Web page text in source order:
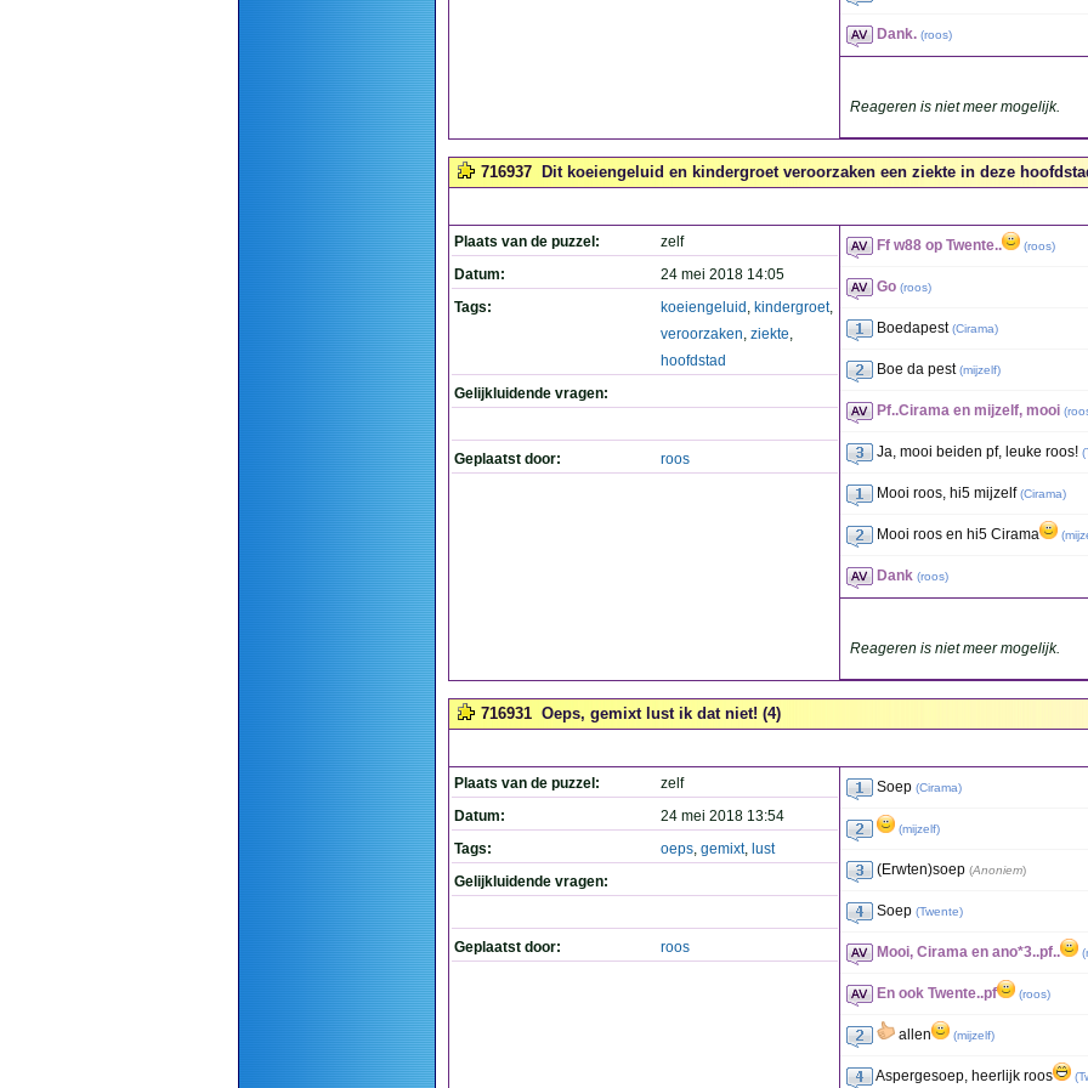
Dank. (roos)
Reageren is niet meer mogelijk.
716937 Dit koeiengeluid en kindergroet veroorzaken een ziekte in deze
Plaats van de puzzel:
zelf
Datum:
24 mei 2018 14:05
Tags:
koeiengeluid , kindergroet,
veroorzaken, ziekte,
hoofdstad
Gelijkluidende vragen:
Geplaatst door: roos
Ff w88 op Twente.. (roos)
Go (roos)
Boedapest (Cirama)
Boe da pest (mijzelf)
Pf..Cirama en mijzelf, mooi (
Ja, mooi beiden pf, leuke roos! (
Mooi roos, hi5 mijzelf (Cirama)
Mooi roos en hi5 Cirama (
Dank (roos)
Reageren is niet meer mogelijk.
716931 Oeps, gemixt lust ik dat niet! (4)
Plaats van de puzzel:
zelf
Datum:
24 mei 2018 13:54
Tags:
oeps, gemixt, lust
Gelijkluidende vragen:
Geplaatst door: roos
Soep (Cirama)
(mijzelf)
(Erwten)soep (Anoniem)
Soep (Twente)
Mooi, Cirama en ano*3..pf.. (
En ook Twente..pf (roos)
allen (mijzelf)
Aspergesoep, heerlijk roos (